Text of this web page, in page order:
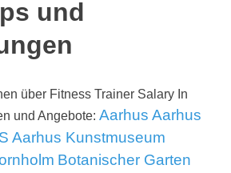
und
über Fitness Trainer Salary In
und Angebote: Aarhus Aarhus
Aarhus Kunstmuseum
Botanischer Garten